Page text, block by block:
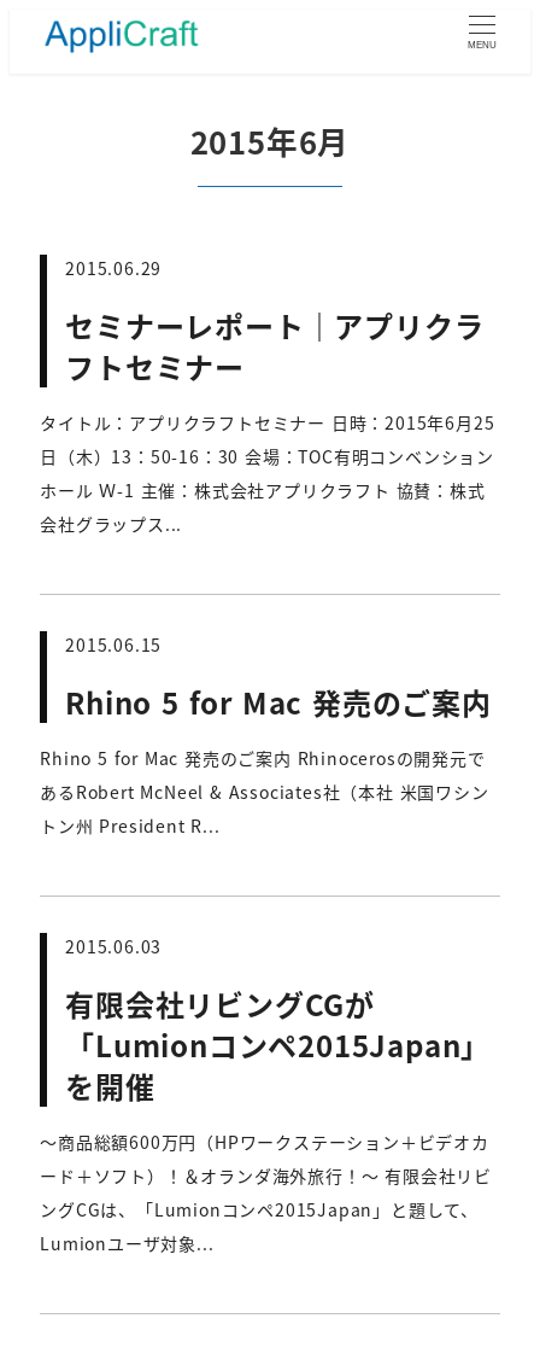
MENU
2015年6月
2015.06.29
セミナーレポート｜アプリクラ
フトセミナー
タイトル：アプリクラフトセミナー 日時：2015年6月25
日（木）13：50-16：30 会場：TOC有明コンベンション
ホール Ｗ-1 主催：株式会社アプリクラフト 協賛：株式
会社グラップス...
2015.06.15
Rhino 5 for Mac 発売のご案内
Rhino 5 for Mac 発売のご案内 Rhinocerosの開発元で
あるRobert McNeel & Associates社（本社 米国ワシン
トン州 President R...
2015.06.03
有限会社リビングCGが
「Lumionコンペ2015Japan」
を開催
～商品総額600万円（HPワークステーション＋ビデオカ
ード＋ソフト）！＆オランダ海外旅行！～ 有限会社リビ
ングCGは、「Lumionコンペ2015Japan」と題して、
Lumionユーザ対象...